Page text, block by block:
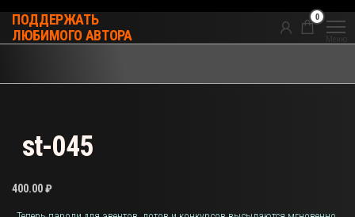
ПОДДЕРЖАТЬ
ЛЮБИМОГО АВТОРА
0
Меню
st-045
400.00₽